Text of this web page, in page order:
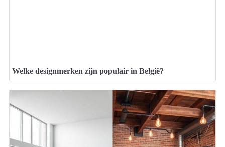
Welke designmerken zijn populair in België?